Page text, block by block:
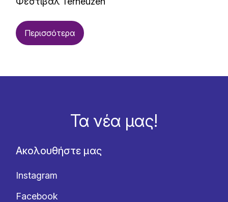
Περισσότερα
Τα νέα μας!
Ακολουθήστε μας
Instagram
Facebook